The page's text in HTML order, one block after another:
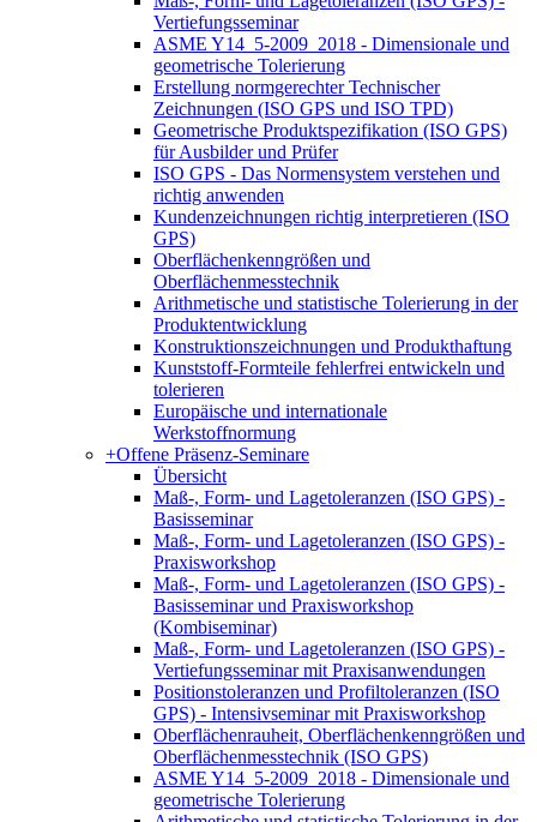
Vertiefungsseminar
ASME Y14_5-2009_2018 - Dimensionale und
geometrische Tolerierung
Erstellung normgerechter Technischer
Zeichnungen (ISO GPS und ISO TPD)
Geometrische Produktspezifikation (ISO GPS)
für Ausbilder und Prüfer
ISO GPS - Das Normensystem verstehen und
richtig anwenden
Kundenzeichnungen richtig interpretieren (ISO
GPS)
Oberflächenkenngrößen und
Oberflächenmesstechnik
Arithmetische und statistische Tolerierung in der
Produktentwicklung
Konstruktionszeichnungen und Produkthaftung
Kunststoff-Formteile fehlerfrei entwickeln und
tolerieren
Europäische und internationale
Werkstoffnormung
+Offene Präsenz-Seminare
Übersicht
Maß-, Form- und Lagetoleranzen (ISO GPS) -
Basisseminar
Maß-, Form- und Lagetoleranzen (ISO GPS) -
Praxisworkshop
Maß-, Form- und Lagetoleranzen (ISO GPS) -
Basisseminar und Praxisworkshop
(Kombiseminar)
Maß-, Form- und Lagetoleranzen (ISO GPS) -
Vertiefungsseminar mit Praxisanwendungen
Positionstoleranzen und Profiltoleranzen (ISO
GPS) - Intensivseminar mit Praxisworkshop
Oberflächenrauheit, Oberflächenkenngrößen und
Oberflächenmesstechnik (ISO GPS)
ASME Y14_5-2009_2018 - Dimensionale und
geometrische Tolerierung